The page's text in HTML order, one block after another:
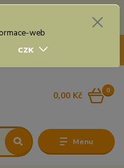
dopravy při nákupu
Menu
CZK
0
0,00 Kč
web